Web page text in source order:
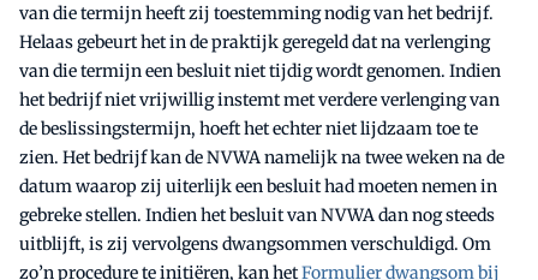
van die termijn heeft zij toestemming nodig van het bedrijf.
Helaas gebeurt het in de praktijk geregeld dat na verlenging
van die termijn een besluit niet tijdig wordt genomen. Indien
het bedrijf niet vrijwillig instemt met verdere verlenging van
de beslissingstermijn, hoeft het echter niet lijdzaam toe te
zien. Het bedrijf kan de NVWA namelijk na twee weken na de
datum waarop zij uiterlijk een besluit had moeten nemen in
gebreke stellen. Indien het besluit van NVWA dan nog steeds
uitblijft, is zij vervolgens dwangsommen verschuldigd. Om
zo’n procedure te initiëren, kan hetFormulier dwangsom bij